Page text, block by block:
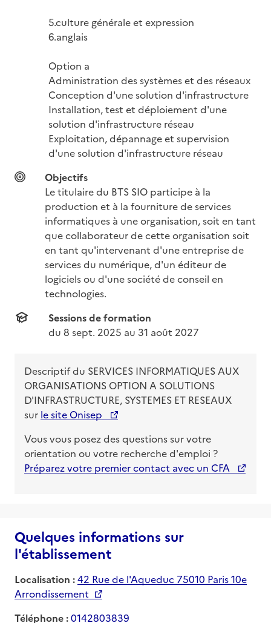
5.culture générale et expression
6.anglais
Option a
Administration des systèmes et des réseaux
Conception d'une solution d'infrastructure
Installation, test et déploiement d'une
solution d'infrastructure réseau
Exploitation, dépannage et supervision
d'une solution d'infrastructure réseau
Objectifs
Le titulaire du BTS SIO participe à la
production et à la fourniture de services
informatiques à une organisation, soit en tant
que collaborateur de cette organisation soit
en tant qu'intervenant d'une entreprise de
services du numérique, d'un éditeur de
logiciels ou d'une société de conseil en
technologies.
Sessions de formation
du 8 sept. 2025 au 31 août 2027
Descriptif du SERVICES INFORMATIQUES AUX
ORGANISATIONS OPTION A SOLUTIONS
D'INFRASTRUCTURE, SYSTEMES ET RESEAUX
sur le site Onisep
Vous vous posez des questions sur votre
orientation ou votre recherche d'emploi ?
Préparez votre premier contact avec un CFA
Quelques informations sur
l'établissement
Localisation :42 Rue de l'Aqueduc 75010 Paris 10e
Arrondissement
Téléphone :0142803839